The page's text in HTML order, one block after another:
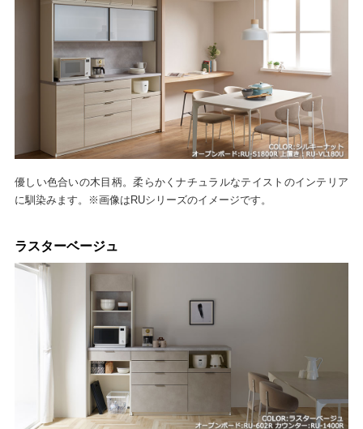
優しい色合いの木目柄。柔らかくナチュラルなテイストのインテリア
に馴染みます。※画像はRUシリーズのイメージです。
ラスターベージュ